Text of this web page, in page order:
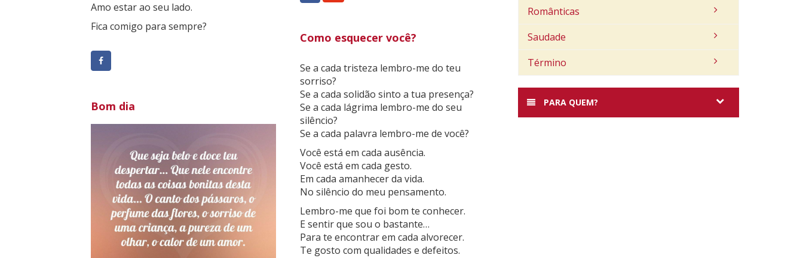
Amo estar ao seu lado.
Fica comigo para sempre?
Como esquecer você?
Se a cada tristeza lembro-me do teu
sorriso?
Se a cada solidão sinto a tua presença?
Se a cada lágrima lembro-me do seu
silêncio?
Se a cada palavra lembro-me de você?
Você está em cada ausência.
Você está em cada gesto.
Em cada amanhecer da vida.
No silêncio do meu pensamento.
Lembro-me que foi bom te conhecer.
E sentir que sou o bastante…
Para te encontrar em cada alvorecer.
Te gosto com qualidades e defeitos.
Bom dia
Românticas
Saudade
Término
PARA QUEM?